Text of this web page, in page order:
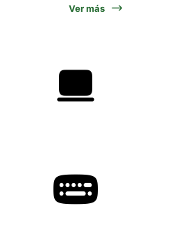
Ver más